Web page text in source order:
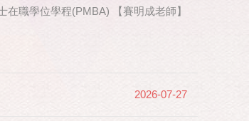
職學位學程(PMBA) 【賽明成老師】
2026-07-27